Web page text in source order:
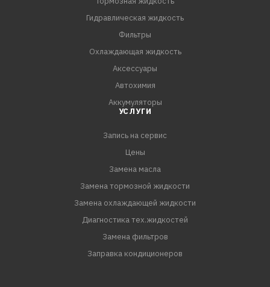
СПЕЦИФИКАЦИИ:Гидравлическая жидкость
Фильтры
Охлаждающая жидкость
Аксессуары
Автохимия
Аккумуляторы
УСЛУГИ
Запись на сервис
Цены
Замена масла
Замена тормозной жидкости
Замена охлаждающей жидкости
Диагностика тех.жидкостей
Замена фильтров
Заправка кондиционеров